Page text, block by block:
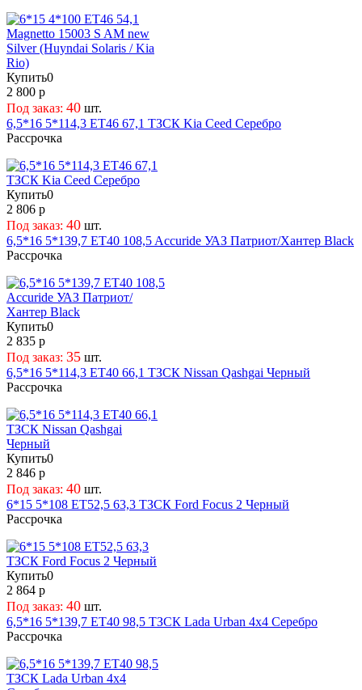
Купить0
2 800 р
Под заказ: 40 шт.
6,5*16 5*114,3 ET46 67,1 ТЗСК Kia Ceed Серебро
Рассрочка
Купить0
2 806 р
Под заказ: 40 шт.
6,5*16 5*139,7 ET40 108,5 Accuride УАЗ Патриот/Хантер Black
Рассрочка
Купить0
2 835 р
Под заказ: 35 шт.
6,5*16 5*114,3 ET40 66,1 ТЗСК Nissan Qashgai Черный
Рассрочка
Купить0
2 846 р
Под заказ: 40 шт.
6*15 5*108 ET52,5 63,3 ТЗСК Ford Focus 2 Черный
Рассрочка
Купить0
2 864 р
Под заказ: 40 шт.
6,5*16 5*139,7 ET40 98,5 ТЗСК Lada Urban 4x4 Серебро
Рассрочка